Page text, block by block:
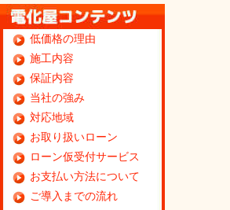
低価格の理由
施工内容
保証内容
当社の強み
対応地域
お取り扱いローン
ローン仮受付サービス
お支払い方法について
ご導入までの流れ